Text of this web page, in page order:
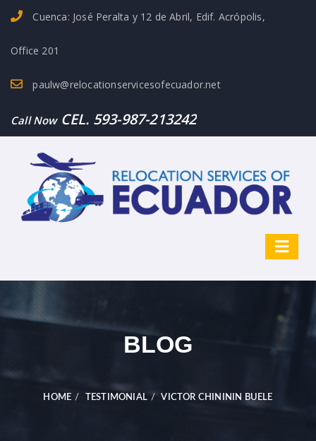
Cuenca: José Peralta y 12 de Abril, Edif. Acrópolis,
Office 201
paulw@relocationservicesofecuador.net
Call NowCEL. 593-987-213242
BLOG
HOME TESTIMONIAL VICTOR CHINININ BUELE